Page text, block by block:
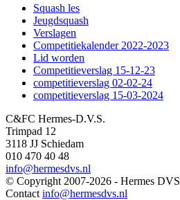
Squash les
Jeugdsquash
Verslagen
Competitiekalender 2022-2023
Lid worden
Competitieverslag 15-12-23
competitieverslag 02-02-24
competitieverslag 15-03-2024
C&FC Hermes-D.V.S.
Trimpad 12
3118 JJ Schiedam
010 470 40 48
info@hermesdvs.nl
© Copyright 2007-2026 - Hermes DVS
Contact info@hermesdvs.nl